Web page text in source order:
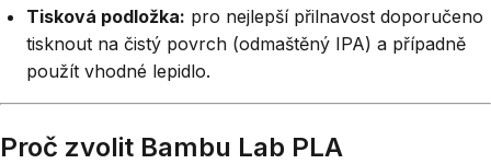
Tisková podložka: pro nejlepší přilnavost doporučeno
tisknout na čistý povrch (odmaštěný IPA) a případně
použít vhodné lepidlo.
Proč zvolit Bambu Lab PLA